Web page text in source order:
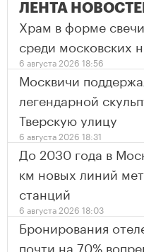
ЛЕНТА
Храм в форме
среди московских
6 августа 2026 18:56
Москвичи
легендарной
Тверскую улицу
6 августа 2026 18:31
До 2030 года в
км новых линий
станций
6 августа 2026 18:03
Бронирования
почти на 70%